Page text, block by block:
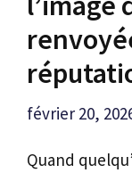
février 20,
Quand